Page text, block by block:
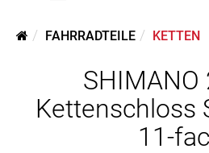
FAHRRADTEILE KETTEN
SHIMANO
Kettenschloss
11-